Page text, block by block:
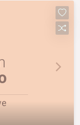
Agende uma